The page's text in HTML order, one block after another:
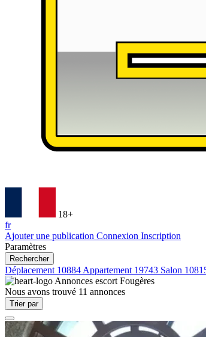
18+
fr
Ajouter une publication Connexion Inscription
Paramètres
Rechercher
Déplacement 10884 Appartement 19743 Salon
Annonces escort Fougères
Nous avons trouvé 11 annonces
Trier par